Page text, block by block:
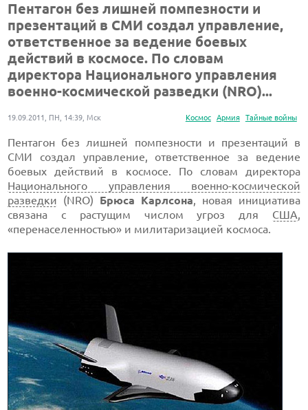
Пентагон без лишней помпезности и
презентаций в СМИ создал управление,
ответственное за ведение боевых
действий в космосе. По словам
директора Национального управления
военно-космической разведки (NRO)...
Космос Армия Тайные войны
19.09.2011, ПН, 14:39, Мск
Пентагон без лишней помпезности и презентаций в
СМИ создал управление, ответственное за ведение
боевых действий в космосе. По словам директора
Национального управления военно-космической
разведки (NRO) Брюса Карлсона, новая инициатива
связана с растущим числом угроз для США,
«перенаселенностью» и милитаризацией космоса.